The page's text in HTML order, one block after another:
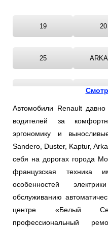
Ростов-на-
Санкт-
Саратов
Солнцево
Сочи
Сургут
Тольятти
Тула
19 20
25
ESPACE
KOLEOS
Автомобили Renault
водителей за
эргономику и
Sandero, Duster, Kaptur,
себя на дорогах города
французская техника
особенностей
обслуживанию
центре «Белый
профессиональный